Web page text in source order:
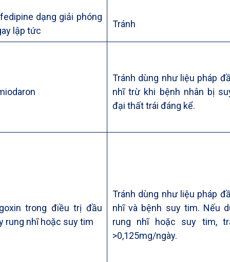
dạng giải phóng
lập tức
Tránh
Tránh dùng như liệu pháp
nhĩ trừ khi bệnh nhân bị
đại thất trái đáng kể.
trong điều trị đầu
rung nhĩ hoặc suy tim
Tránh dùng như liệu pháp
nhĩ và bệnh suy tim. Nếu
rung nhĩ hoặc suy tim,
>0,125mg/ngày.